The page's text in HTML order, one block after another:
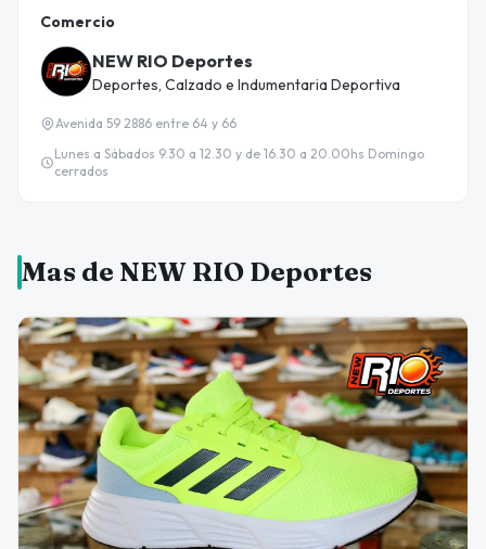
Comercio
NEW RIO Deportes
Deportes, Calzado e Indumentaria Deportiva
Avenida 59 2886 entre 64 y 66
Lunes a Sábados 9.30 a 12.30 y de 16.30 a 20.00hs Domingo
cerrados
Mas de NEW RIO Deportes